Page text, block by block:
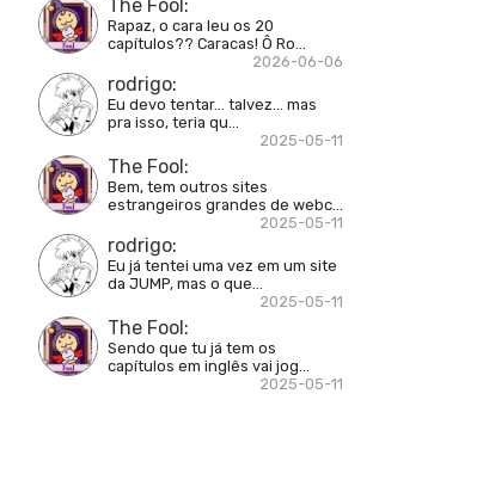
The Fool:
Rapaz, o cara leu os 20
capítulos?? Caracas! Ô Ro...
2026-06-06
rodrigo:
Eu devo tentar... talvez... mas
pra isso, teria qu...
2025-05-11
The Fool:
Bem, tem outros sites
estrangeiros grandes de webc...
2025-05-11
rodrigo:
Eu já tentei uma vez em um site
da JUMP, mas o que...
2025-05-11
The Fool:
Sendo que tu já tem os
capítulos em inglês vai jog...
2025-05-11